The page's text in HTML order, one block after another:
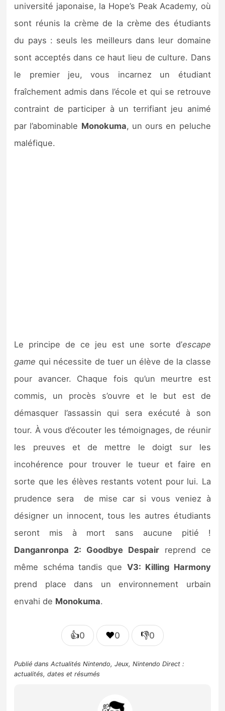
université japonaise, la Hope’s Peak Academy, où
sont réunis la crème de la crème des étudiants
du pays : seuls les meilleurs dans leur domaine
sont acceptés dans ce haut lieu de culture. Dans
le premier jeu, vous incarnez un étudiant
fraîchement admis dans l’école et qui se retrouve
contraint de participer à un terrifiant jeu animé
par l’abominable Monokuma, un ours en peluche
maléfique.
Le principe de ce jeu est une sorte d’escape
game qui nécessite de tuer un élève de la classe
pour avancer. Chaque fois qu’un meurtre est
commis, un procès s’ouvre et le but est de
démasquer l’assassin qui sera exécuté à son
tour. À vous d’écouter les témoignages, de réunir
les preuves et de mettre le doigt sur les
incohérence pour trouver le tueur et faire en
sorte que les élèves restants votent pour lui. La
prudence sera de mise car si vous veniez à
désigner un innocent, tous les autres étudiants
seront mis à mort sans aucune pitié !
Danganronpa 2: Goodbye Despairreprend ce
même schéma tandis que V3: Killing Harmony
prend place dans un environnement urbain
envahi de Monokuma.
👍0 ❤️0 👎0
Publié dansActualités Nintendo,Jeux,Nintendo Direct :
actualités, dates et résumés